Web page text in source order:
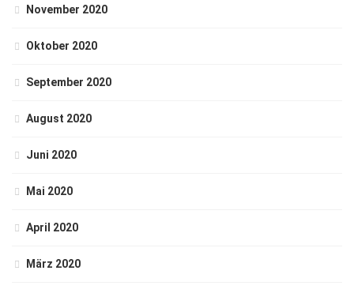
November 2020
Oktober 2020
September 2020
August 2020
Juni 2020
Mai 2020
April 2020
März 2020